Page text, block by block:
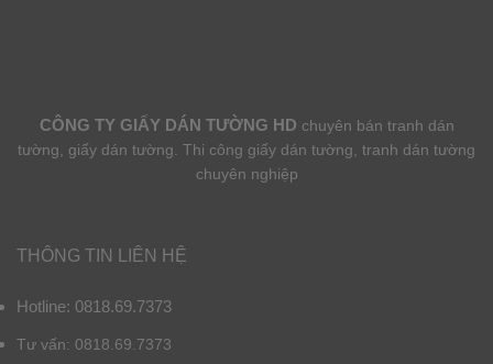
CÔNG TY GIẤY DÁN TƯỜNG HD chuyên bán tranh dán
tường, giấy dán tường. Thi công giấy dán tường, tranh dán tường
chuyên nghiệp
THÔNG TIN LIÊN HỆ
Hotline: 0818.69.7373
Tư vấn: 0818.69.7373